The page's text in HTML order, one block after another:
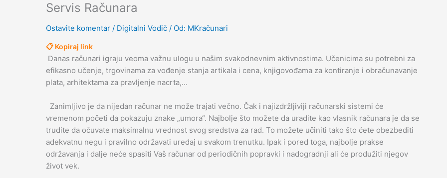
Servis Računara
Ostavite komentar / Digitalni Vodič / Od: MKračunari
📋 Kopiraj link
Danas računari igraju veoma važnu ulogu u našim svakodnevnim aktivnostima. Učenicima su potrebni za
efikasno učenje, trgovinama za vođenje stanja artikala i cena, knjigovođama za kontiranje i obračunavanje
plata, arhitektama za pravljenje nacrta,…
Zanimljivo je da nijedan računar ne može trajati večno. Čak i najizdržljiviji računarski sistemi će
vremenom početi da pokazuju znake „umora“. Najbolje što možete da uradite kao vlasnik računara je da se
trudite da očuvate maksimalnu vrednost svog sredstva za rad. To možete učiniti tako što ćete obezbediti
adekvatnu negu i pravilno održavati uređaj u svakom trenutku. Ipak i pored toga, najbolje prakse
održavanja i dalje neće spasiti Vaš računar od periodičnih popravki i nadogradnji ali će produžiti njegov
život vek.